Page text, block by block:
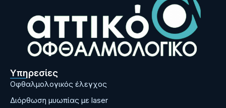
Υπηρεσίες
Οφθαλμολογικός έλεγχος
Διόρθωση μυωπίας με laser